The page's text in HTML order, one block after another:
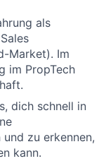
als
Market). Im
im PropTech
dich schnell in
zu erkennen,
kann.